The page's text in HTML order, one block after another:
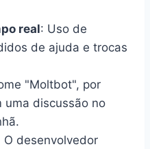
real: Uso de
de ajuda e trocas
"Moltbot", por
uma discussão no
O desenvolvedor